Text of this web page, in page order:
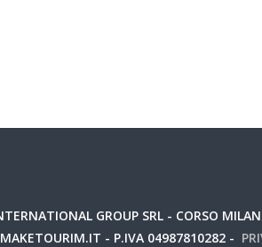
GROUP SRL - CORSO
- P.IVA 04987810282 -